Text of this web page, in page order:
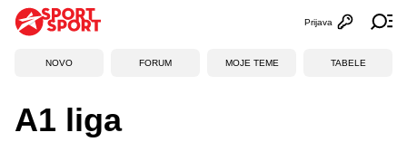
Otvori
Prijava
NOVO FORUM MOJE TEME TABELE
A1 liga